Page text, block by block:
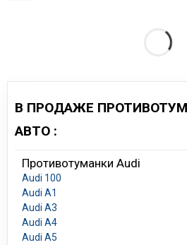
В ПРОДАЖЕ
АВТО :
Противотуманки Audi
Audi 100
Audi A1
Audi A3
Audi A4
Audi A5